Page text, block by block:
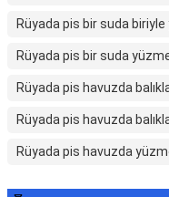
Rüyada pis bir suda
Rüyada pis bir suda
Rüyada pis havuzda
Rüyada pis havuzda
Rüyada pis havuzda